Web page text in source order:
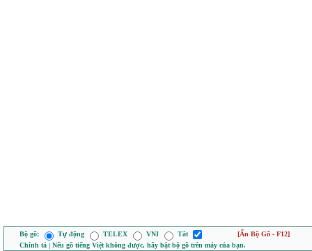
Bộ gõ: Tự động TELEX VNI Tắt
[Ẩn Bộ Gõ - F12]
Chính tả | Nếu gõ tiếng Việt không được, hãy bật bộ gõ trên máy của bạn.